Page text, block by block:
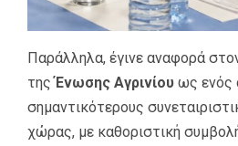
Παράλληλα, έγινε αναφορά
τηςΈνωσης Αγρινίου ως ενός
σημαντικότερους
χώρας, με καθοριστική